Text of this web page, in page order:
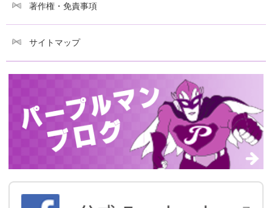
著作権・免責事項
サイトマップ